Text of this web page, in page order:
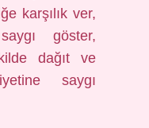
karşılık ver,
göster,
dağıt ve
saygı